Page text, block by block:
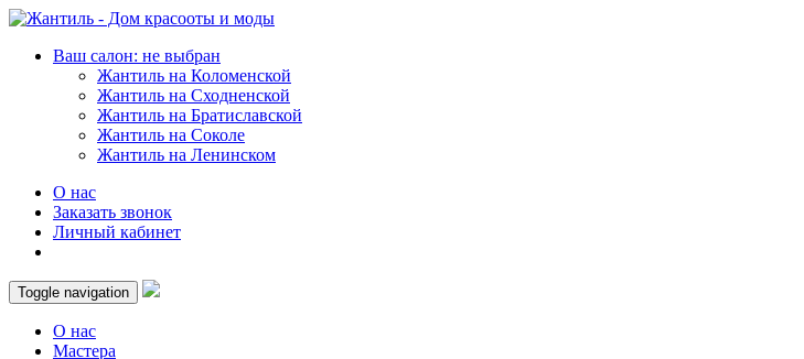
Ваш салон: не выбран
Жантиль на Коломенской
Жантиль на Сходненской
Жантиль на Братиславской
Жантиль на Соколе
Жантиль на Ленинском
О нас
Заказать звонок
Личный кабинет
Toggle navigation
О нас
Мастера